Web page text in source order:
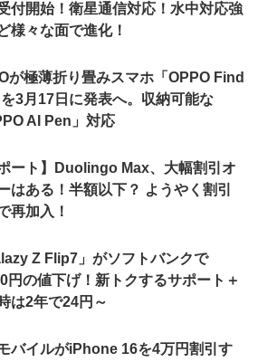
付開始！衛星通信対応！水中対応強
様々な面で進化！
が極薄折り畳みスマホ「OPPO Find
3月17日に発表へ。収納可能な
AI Pen」対応
ポート】Duolingo Max、大幅割引オ
はある！半額以下？ ようやく割引
再加入！
Z Flip7」がソフトバンクで
円の値下げ！新トクするサポート＋
は2年で24円～
バイルがiPhone 16を4万円割引す